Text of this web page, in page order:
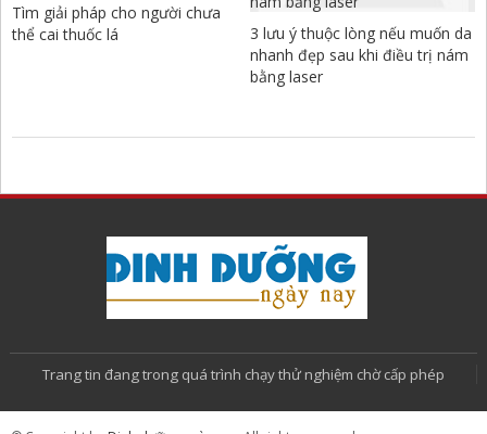
Tìm giải pháp cho người chưa
thể cai thuốc lá
3 lưu ý thuộc lòng nếu muốn da
nhanh đẹp sau khi điều trị nám
bằng laser
Trang tin đang trong quá trình chạy thử nghiệm chờ cấp phép